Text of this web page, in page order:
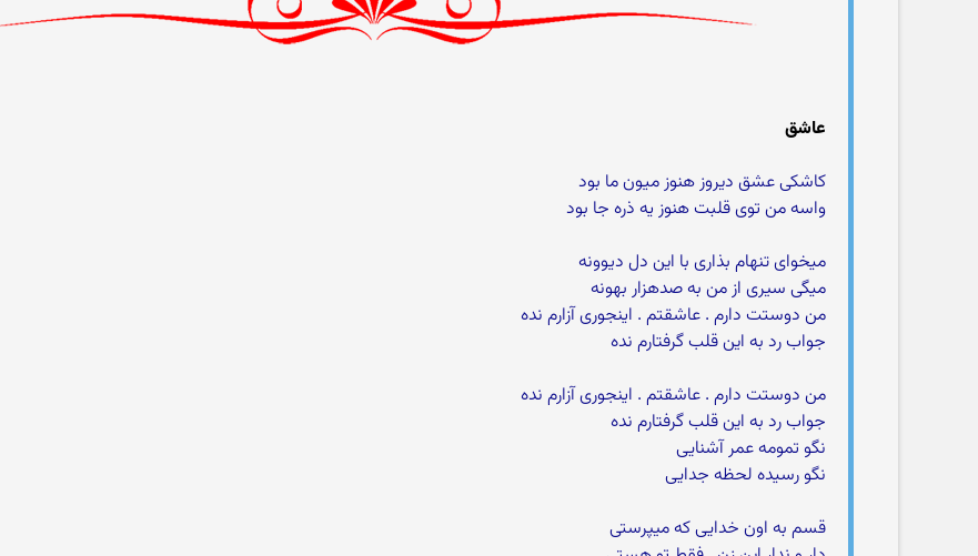
عاشق
کاشکی عشق دیروز هنوز میون ما بود
واسه من توی قلبت هنوز یه ذره جا بود
میخوای تنهام بذاری با این دل دیوونه
میگی سیری از من به صدهزار بهونه
من دوستت دارم . عاشقتم . اینجوری آزارم نده
جواب رد به این قلب گرفتارم نده
من دوستت دارم . عاشقتم . اینجوری آزارم نده
جواب رد به این قلب گرفتارم نده
نگو تمومه عمر آشنایی
نگو رسیده لحظه جدایی
قسم به اون خدایی که میپرستی